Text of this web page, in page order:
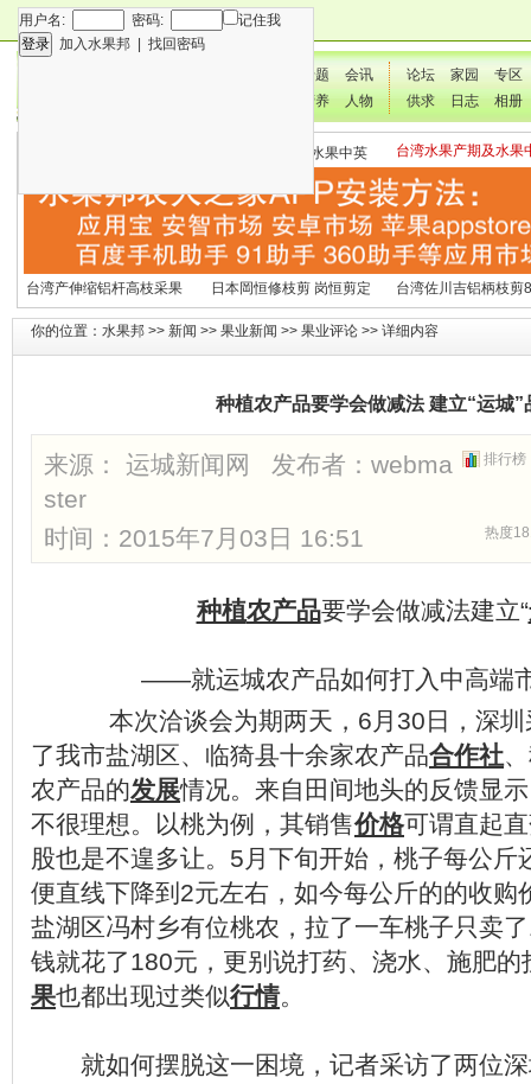
用户名: 密码:
记住我
加入水果邦
找回密码
专题
会讯
营养 人物
论坛 家园
专区
供求
日志 相册
国外水果产期及水果中英
台湾水果产期及水果
文表
台湾产伸缩铝杆高枝采果
剪2270#
日本岡恒修枝剪 岗恒剪定
铗200
台湾佐川吉铝柄枝剪
（欧洲款式）
你的位置： 水果邦 >> 新闻 >> 果业新闻 >> 果业评论 >> 详细内容
种植农产品要学会做减法 建立“运城”
排行榜
来源： 运城新闻网 发布者： webma
ster
热度
时间：2015年7月03日 16:51
种植农产品要学会做减法建立“
——就运城农产品如何打入中高端市
本次洽谈会为期两天，6月30日，深圳
了我市盐湖区、临猗县十余家农产品合作社
农产品的发展情况。来自田间地头的反馈显
不很理想。以桃为例，其销售价格可谓直起
股也是不遑多让。5月下旬开始，桃子每公斤
便直线下降到2元左右，如今每公斤的的收购
盐湖区冯村乡有位桃农，拉了一车桃子只卖
钱就花了180元，更别说打药、浇水、施肥的
果也都出现过类似行情。
就如何摆脱这一困境，记者采访了两位深